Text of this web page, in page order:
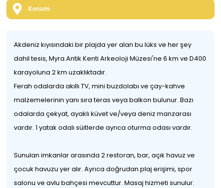
Konum
Akdeniz kıyısındaki bir plajda yer alan bu lüks ve her şey
dahil tesis, Myra Antik Kenti Arkeoloji Müzesi'ne 6 km ve D400
karayoluna 2 km uzaklıktadır.
Ferah odalarda akıllı TV, mini buzdolabı ve çay-kahve
malzemelerinin yanı sıra teras veya balkon bulunur. Bazı
odalarda çekyat, ayaklı küvet ve/veya deniz manzarası
vardır. 1 yatak odalı süitlerde ayrıca oturma odası vardır.
Sunulan imkanlar arasında 2 restoran, bar, açık havuz ve
çocuk havuzu yer alır. Ayrıca doğrudan plaj erişimi, spor
salonu ve avlu bahçesi mevcuttur. Masaj hizmeti sunulur.